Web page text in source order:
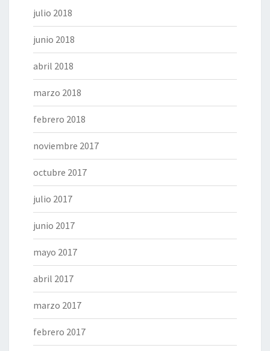
julio 2018
junio 2018
abril 2018
marzo 2018
febrero 2018
noviembre 2017
octubre 2017
julio 2017
junio 2017
mayo 2017
abril 2017
marzo 2017
febrero 2017